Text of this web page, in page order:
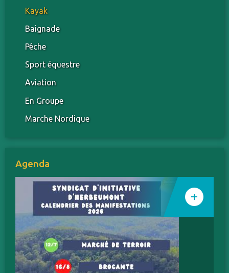
Kayak
Baignade
Pêche
Sport équestre
Aviation
En Groupe
Marche Nordique
Agenda